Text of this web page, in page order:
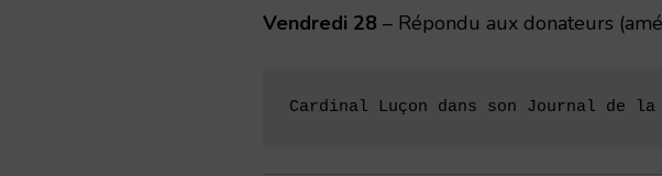
Vendredi 28 – Répondu aux donateurs
Cardinal Luçon dans son Journal de la